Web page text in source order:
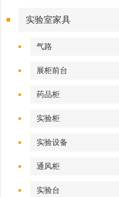
实验室家具
气路
展柜前台
药品柜
实验柜
实验设备
通风柜
实验台